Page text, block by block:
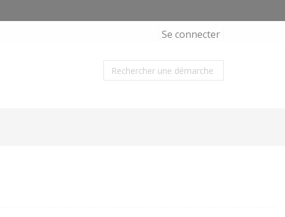
Se connecter